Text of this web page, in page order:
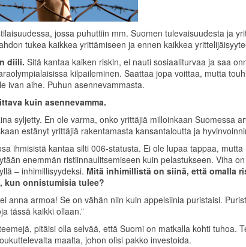
jossa puhuttiin mm. Suomen tulevaisuudesta ja
tukea kaikkea yrittämiseen ja ennen kaikkea
diili. Sitä kantaa kaiken riskin, ei nauti sosiaaliturvaa ja saa
kilpaileminen. Saattaa jopa voittaa, mutta
ivan aihe. Puhun asennevammasta.
kuin asennevamma.
syljetty. En ole varma, onko yrittäjiä milloinkaan Suomessa
estänyt yrittäjiä rakentamasta kansantaloutta ja
ihmisistä kantaa silti 006-statusta. Ei ole lupaa tappaa,
enemmän ristiinnaulitsemiseen kuin pelastukseen. Viha
– inhimillisyydeksi. Mitä inhimillistä on siinä, että omalla
kun onnistumisia tulee?
anna armoa! Se on vähän niin kuin appelsiinia puristaisi.
tässä kaikki ollaan.”
pitäisi olla selvää, että Suomi on matkalla kohti tuhoa.
maalta, johon olisi pakko investoida.